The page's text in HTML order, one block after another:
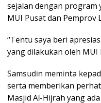
sejalan dengan program
MUI Pusat dan Pemprov
“Tentu saya beri
yang dilakukan oleh MUI
Samsudin meminta
serta memberikan
Masjid Al-Hijrah yang